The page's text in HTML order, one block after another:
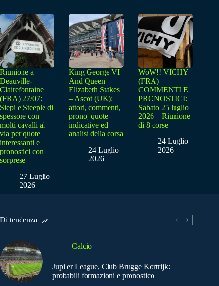
Riunione a
Deauville-
Clairefontaine
(FRA) 27/07:
Siepi e Steeple di
spessore con
molti cavalli al
via per quote
interessanti e
pronostici con
sorprese
27 Luglio
2026
King George VI
And Queen
Elizabeth Stakes
– Ascot (UK):
attori, commenti,
prono, quote
indicative ed
analisi della corsa
24 Luglio
2026
WoW!! VICHY
(FRA) –
COMMENTI E
PRONOSTICI:
Sabato 25 luglio
2026 – Riunione
di 8 corse
24 Luglio
2026
Di tendenza
Calcio
Jupiler League, Club Brugge Kortrijk:
probabili formazioni e pronostico